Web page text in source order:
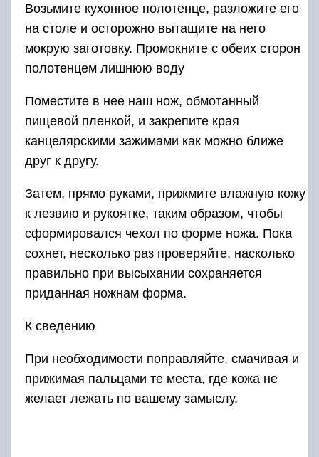
Возьмите кухонное полотенце, разложите его
на столе и осторожно вытащите на него
мокрую заготовку. Промокните с обеих сторон
полотенцем лишнюю воду
Поместите в нее наш нож, обмотанный
пищевой пленкой, и закрепите края
канцелярскими зажимами как можно ближе
друг к другу.
Затем, прямо руками, прижмите влажную кожу
к лезвию и рукоятке, таким образом, чтобы
сформировался чехол по форме ножа. Пока
сохнет, несколько раз проверяйте, насколько
правильно при высыхании сохраняется
приданная ножнам форма.
К сведению
При необходимости поправляйте, смачивая и
прижимая пальцами те места, где кожа не
желает лежать по вашему замыслу.